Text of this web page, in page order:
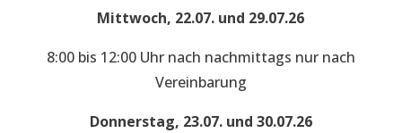
Mittwoch, 22.07. und 29.07.26
8:00 bis 12:00 Uhr nach nachmittags nur nach
Vereinbarung
Donnerstag, 23.07. und 30.07.26